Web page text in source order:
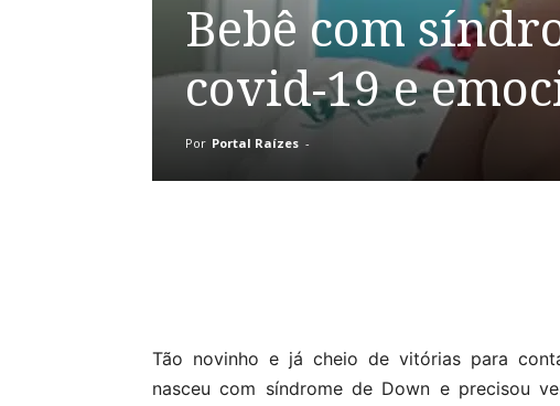
Bebê com
covid-19 e
Por Portal Raízes -
Tão novinho e já cheio de vitórias para
nasceu com síndrome de Down e precisou